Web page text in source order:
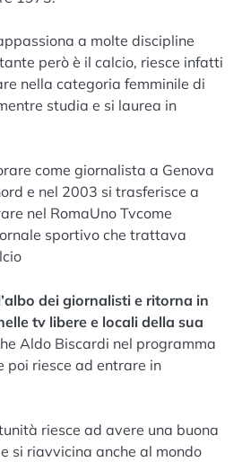
a molte discipline
però è il calcio, riesce infatti
nella categoria femminile di
studia e si laurea in
come giornalista a Genova
e nel 2003 si trasferisce a
nel RomaUno Tvcome
sportivo che trattava
dei giornalisti e ritorna in
tv libere e locali della sua
Aldo Biscardi nel programma
poi riesce ad entrare in
riesce ad avere una buona
si riavvicina anche al mondo